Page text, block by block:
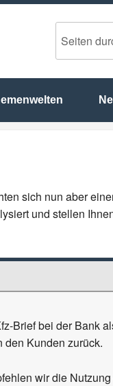
sich nun aber
und stellen
Brief bei der Bank
den Kunden zurück.
wir die